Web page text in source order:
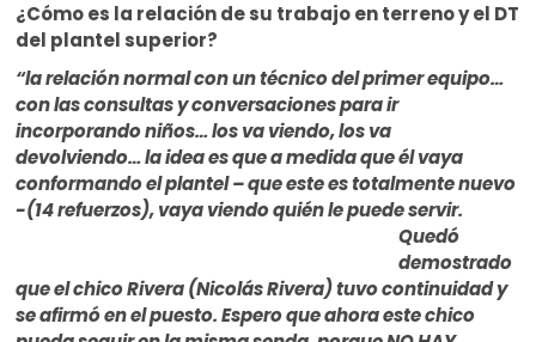
¿Cómo es la relación de su trabajo en terreno y el DT
del plantel superior?
“la relación normal con un técnico del primer equipo…
con las consultas y conversaciones para ir
incorporando niños… los va viendo, los va
devolviendo… la idea es que a medida que él vaya
conformando el plantel – que este es totalmente nuevo
-(14 refuerzos), vaya viendo quién le puede servir.
Quedó
demostrado
que el chico Rivera (Nicolás Rivera) tuvo continuidad y
se afirmó en el puesto. Espero que ahora este chico